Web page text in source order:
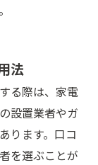
法
る際は、家電
設置業者やガ
ります。口コ
を選ぶことが